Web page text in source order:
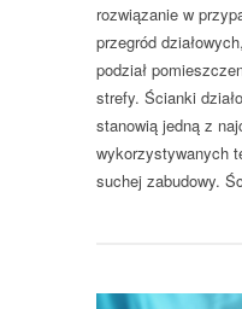
rozwiązanie w
przegród
podział
strefy. Ścianki
stanowią jedną z
wykorzystywanych
suchej zabudowy.